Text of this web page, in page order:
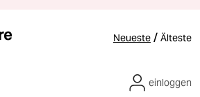
Neueste / Älteste
einloggen